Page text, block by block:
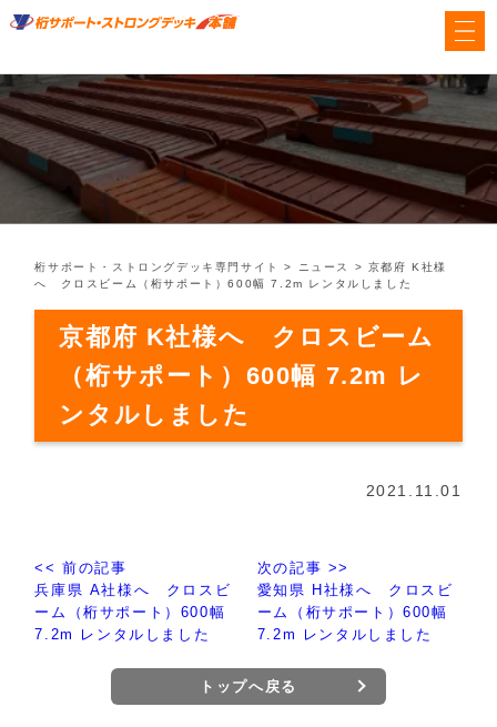
桁サポート・ストロングデッキ専門サイト > ニュース > 京都府 K社様
へ クロスビーム（桁サポート）600幅 7.2m レンタルしました
京都府 K社様へ クロスビーム
（桁サポート）600幅 7.2m レ
ンタルしました
2021.11.01
<< 前の記事
兵庫県 A社様へ クロスビ
ーム（桁サポート）600幅
7.2m レンタルしました
次の記事 >>
愛知県 H社様へ クロスビ
ーム（桁サポート）600幅
7.2m レンタルしました
トップへ戻る